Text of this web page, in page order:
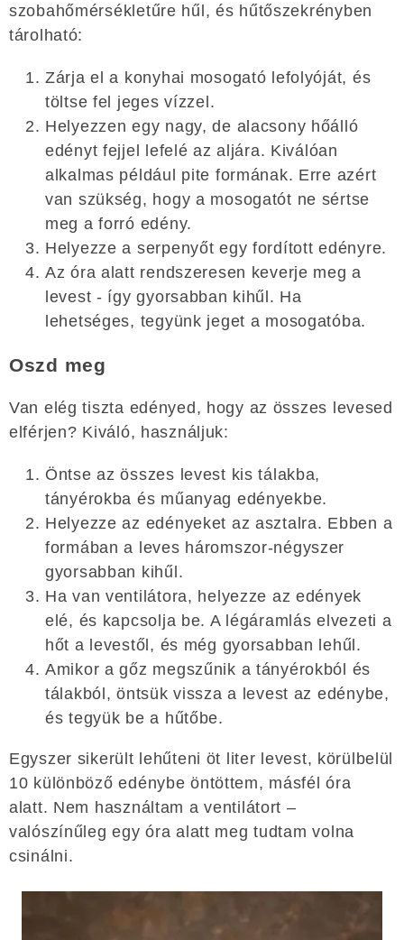
szobahőmérsékletűre hűl, és hűtőszekrényben
tárolható:
Zárja el a konyhai mosogató lefolyóját, és
töltse fel jeges vízzel.
Helyezzen egy nagy, de alacsony hőálló
edényt fejjel lefelé az aljára. Kiválóan
alkalmas például pite formának. Erre azért
van szükség, hogy a mosogatót ne sértse
meg a forró edény.
Helyezze a serpenyőt egy fordított edényre.
Az óra alatt rendszeresen keverje meg a
levest - így gyorsabban kihűl. Ha
lehetséges, tegyünk jeget a mosogatóba.
Oszd meg
Van elég tiszta edényed, hogy az összes levesed
elférjen? Kiváló, használjuk:
Öntse az összes levest kis tálakba,
tányérokba és műanyag edényekbe.
Helyezze az edényeket az asztalra. Ebben a
formában a leves háromszor-négyszer
gyorsabban kihűl.
Ha van ventilátora, helyezze az edények
elé, és kapcsolja be. A légáramlás elvezeti a
hőt a levestől, és még gyorsabban lehűl.
Amikor a gőz megszűnik a tányérokból és
tálakból, öntsük vissza a levest az edénybe,
és tegyük be a hűtőbe.
Egyszer sikerült lehűteni öt liter levest, körülbelül
10 különböző edénybe öntöttem, másfél óra
alatt. Nem használtam a ventilátort –
valószínűleg egy óra alatt meg tudtam volna
csinálni.